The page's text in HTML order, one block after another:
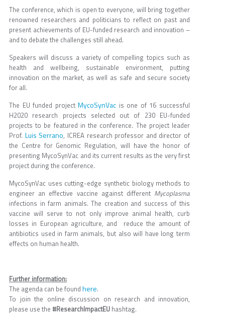
The conference, which is open to everyone, will bring together
renowned researchers and politicians to reflect on past and
present achievements of EU-funded research and innovation –
and to debate the challenges still ahead.
Speakers will discuss a variety of compelling topics such as
health and wellbeing, sustainable environment, putting
innovation on the market, as well as safe and secure society
for all.
The EU funded projectMycoSynVac is one of 16 successful
H2020 research projects selected out of 230 EU-funded
projects to be featured in the conference. The project leader
Prof. Luis Serrano, ICREA research professor and director of
the Centre for Genomic Regulation, will have the honor of
presenting MycoSynVac and its current results as the very first
project during the conference.
MycoSynVac uses cutting-edge synthetic biology methods to
engineer an effective vaccine against different Mycoplasma
infections in farm animals. The creation and success of this
vaccine will serve to not only improve animal health, curb
losses in European agriculture, and reduce the amount of
antibiotics used in farm animals, but also will have long term
effects on human health.
Further information:
The agenda can be found here.
To join the online discussion on research and innovation,
please use the #ResearchImpactEU hashtag.